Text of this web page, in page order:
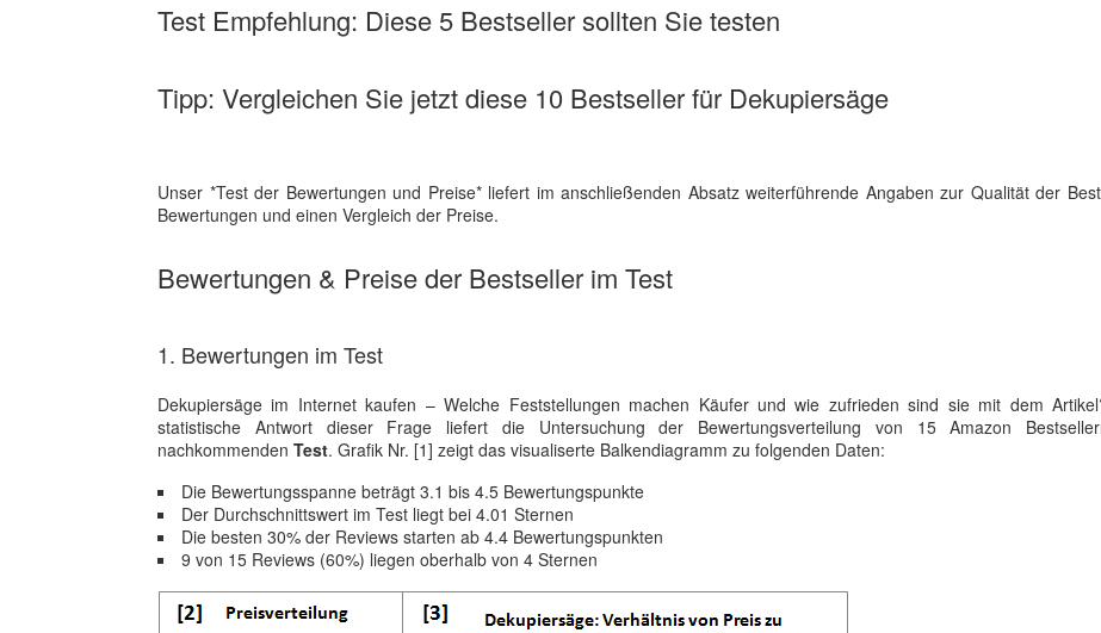
Test Empfehlung: Diese 5 Bestseller sollten Sie testen
Tipp: Vergleichen Sie jetzt diese 10 Bestseller für Dekupiersäge
Unser *Test der Bewertungen und Preise* liefert im anschließenden Absatz weiterführende Angaben zur Qualität der
Bewertungen und einen Vergleich der Preise.
Bewertungen & Preise der Bestseller im Test
1. Bewertungen im Test
Dekupiersäge im Internet kaufen – Welche Feststellungen machen Käufer und wie zufrieden sind sie mit dem
statistische Antwort dieser Frage liefert die Untersuchung der Bewertungsverteilung von 15 Amazon
nachkommenden Test. Grafik Nr. [1] zeigt das visualiserte Balkendiagramm zu folgenden Daten:
Die Bewertungsspanne beträgt 3.1 bis 4.5 Bewertungspunkte
Der Durchschnittswert im Test liegt bei 4.01 Sternen
Die besten 30% der Reviews starten ab 4.4 Bewertungspunkten
9 von 15 Reviews (60%) liegen oberhalb von 4 Sternen